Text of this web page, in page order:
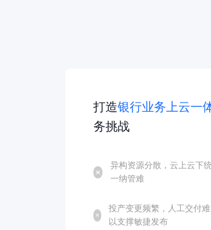
打造银行业务上云一
务挑战
异构资源分散，云上云下
一纳管难
投产变更频繁，人工交付难
以支撑敏捷发布